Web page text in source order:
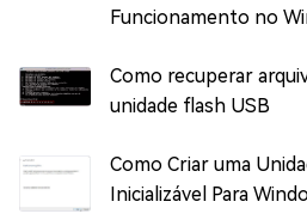
Funcionamento no
Como recuperar
unidade flash USB
Como Criar uma
Inicializável Para